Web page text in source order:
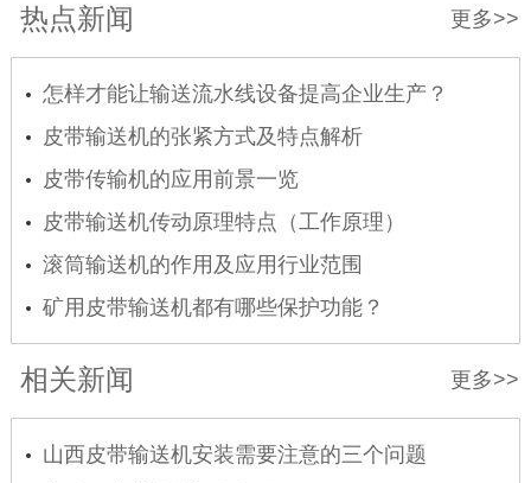
更多>>
热点新闻
怎样才能让输送流水线设备提高企业生产？
皮带输送机的张紧方式及特点解析
皮带传输机的应用前景一览
皮带输送机传动原理特点（工作原理）
滚筒输送机的作用及应用行业范围
矿用皮带输送机都有哪些保护功能？
更多>>
相关新闻
山西皮带输送机安装需要注意的三个问题